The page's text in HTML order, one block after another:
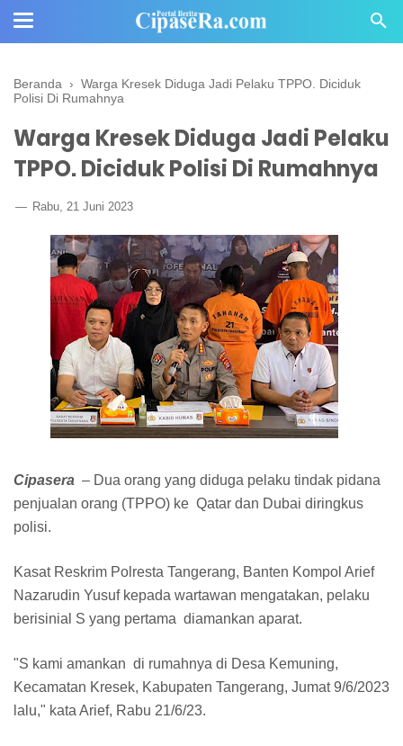
Beranda › Warga Kresek Diduga Jadi Pelaku TPPO. Diciduk
Polisi Di Rumahnya
Warga Kresek Diduga Jadi Pelaku
TPPO. Diciduk Polisi Di Rumahnya
Rabu, 21 Juni 2023
Cipasera – Dua orang yang diduga pelaku tindak pidana
penjualan orang (TPPO) ke Qatar dan Dubai diringkus
polisi.
Kasat Reskrim Polresta Tangerang, Banten Kompol Arief
Nazarudin Yusuf kepada wartawan mengatakan, pelaku
berisinial S yang pertama diamankan aparat.
"S kami amankan di rumahnya di Desa Kemuning,
Kecamatan Kresek, Kabupaten Tangerang, Jumat 9/6/2023
lalu," kata Arief, Rabu 21/6/23.